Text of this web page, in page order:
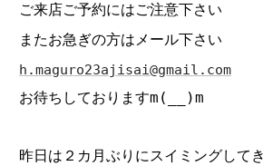
ご来店ご予約にはご注意下さい
またお急ぎの方はメール下さい
h.maguro23ajisai@gmail.com
お待ちしておりますm(__)m
昨日は２カ月ぶりにスイミングして